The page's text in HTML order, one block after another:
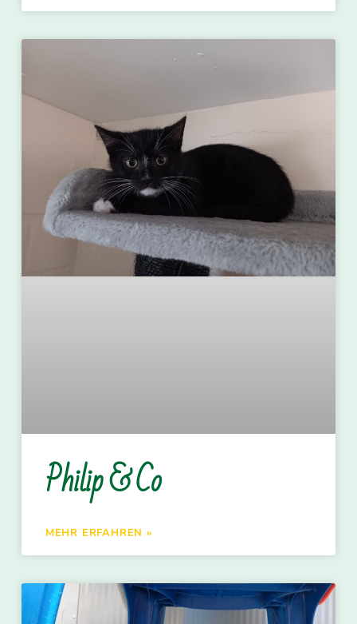
Philip & Co
MEHR ERFAHREN »